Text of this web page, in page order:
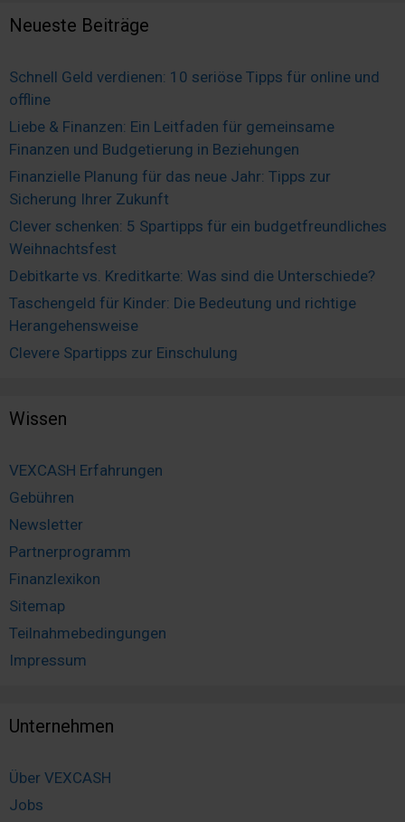
Neueste Beiträge
Schnell Geld verdienen: 10 seriöse Tipps für online und
offline
Liebe & Finanzen: Ein Leitfaden für gemeinsame
Finanzen und Budgetierung in Beziehungen
Finanzielle Planung für das neue Jahr: Tipps zur
Sicherung Ihrer Zukunft
Clever schenken: 5 Spartipps für ein budgetfreundliches
Weihnachtsfest
Debitkarte vs. Kreditkarte: Was sind die Unterschiede?
Taschengeld für Kinder: Die Bedeutung und richtige
Herangehensweise
Clevere Spartipps zur Einschulung
Wissen
VEXCASH Erfahrungen
Gebühren
Newsletter
Partnerprogramm
Finanzlexikon
Sitemap
Teilnahmebedingungen
Impressum
Unternehmen
Über VEXCASH
Jobs